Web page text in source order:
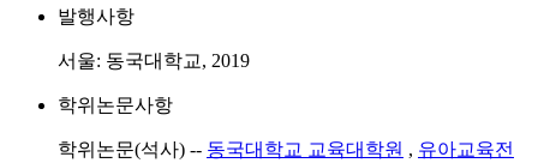
발행사항
서울: 동국대학교, 2019
학위논문사항
학위논문(석사) -- 동국대학교 교육대학원 , 유아교육전